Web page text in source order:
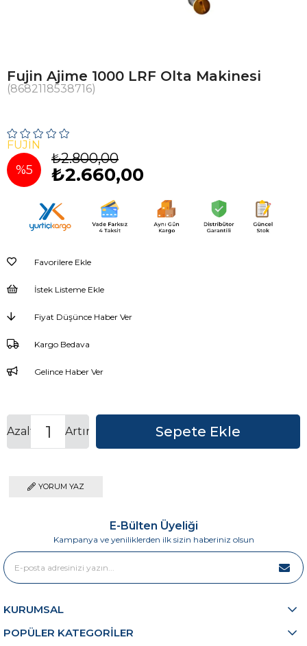
Fujin Ajime 1000 LRF Olta Makinesi
(8682118538716)
FUJIN
%5
İndirim
₺2.800,00
₺2.660,00
Favorilere Ekle
İstek Listeme Ekle
Fiyat Düşünce Haber Ver
Kargo Bedava
Gelince Haber Ver
Artır
Azalt
YORUM YAZ
E-Bülten Üyeliği
Kampanya ve yeniliklerden ilk sizin haberiniz olsun
KURUMSAL
POPÜLER KATEGORİLER